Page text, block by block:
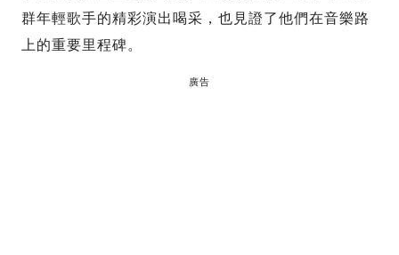
群年輕歌手的精彩演出喝采，也見證了他們在音樂路
上的重要里程碑。
廣告